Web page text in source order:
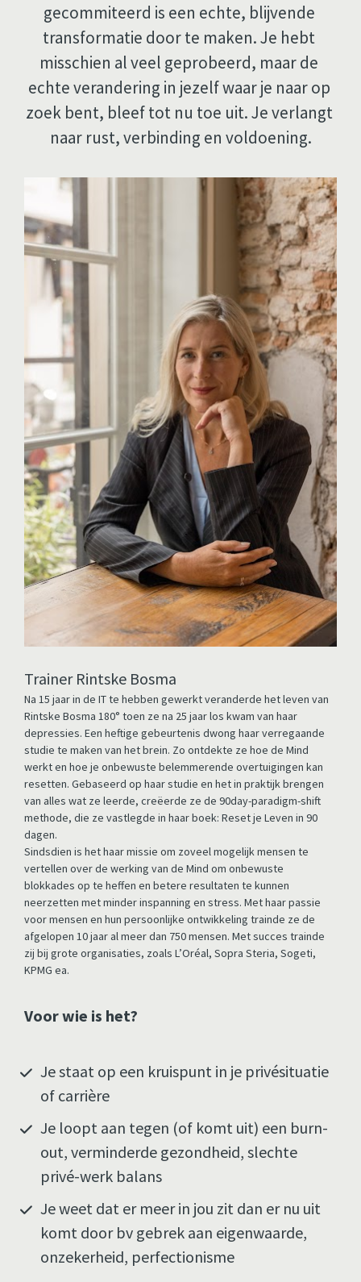
gecommiteerd is een echte, blijvende
transformatie door te maken. Je hebt
misschien al veel geprobeerd, maar de
echte verandering in jezelf waar je naar op
zoek bent, bleef tot nu toe uit. Je verlangt
naar rust, verbinding en voldoening.
Trainer Rintske Bosma
Na 15 jaar in de IT te hebben gewerkt veranderde het leven van
Rintske Bosma 180° toen ze na 25 jaar los kwam van haar
depressies. Een heftige gebeurtenis dwong haar verregaande
studie te maken van het brein. Zo ontdekte ze hoe de Mind
werkt en hoe je onbewuste belemmerende overtuigingen kan
resetten. Gebaseerd op haar studie en het in praktijk brengen
van alles wat ze leerde, creëerde ze de 90day-paradigm-shift
methode, die ze vastlegde in haar boek: Reset je Leven in 90
dagen.
Sindsdien is het haar missie om zoveel mogelijk mensen te
vertellen over de werking van de Mind om onbewuste
blokkades op te heffen en betere resultaten te kunnen
neerzetten met minder inspanning en stress. Met haar passie
voor mensen en hun persoonlijke ontwikkeling trainde ze de
afgelopen 10 jaar al meer dan 750 mensen. Met succes trainde
zij bij grote organisaties, zoals L’Oréal, Sopra Steria, Sogeti,
KPMG ea.
Voor wie is het?
Je staat op een kruispunt in je privésituatie
of carrière
Je loopt aan tegen (of komt uit) een burn-
out, verminderde gezondheid, slechte
privé-werk balans
Je weet dat er meer in jou zit dan er nu uit
komt door bv gebrek aan eigenwaarde,
onzekerheid, perfectionisme